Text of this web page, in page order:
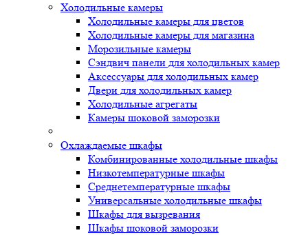
Холодильные камеры
Холодильные камеры для цветов
Холодильные камеры для магазина
Морозильные камеры
Сэндвич панели для холодильных камер
Аксессуары для холодильных камер
Двери для холодильных камер
Холодильные агрегаты
Камеры шоковой заморозки
Охлаждаемые шкафы
Комбинированные холодильные шкафы
Низкотемпературные шкафы
Среднетемпературные шкафы
Универсальные холодильные шкафы
Шкафы для вызревания
Шкафы шоковой заморозки